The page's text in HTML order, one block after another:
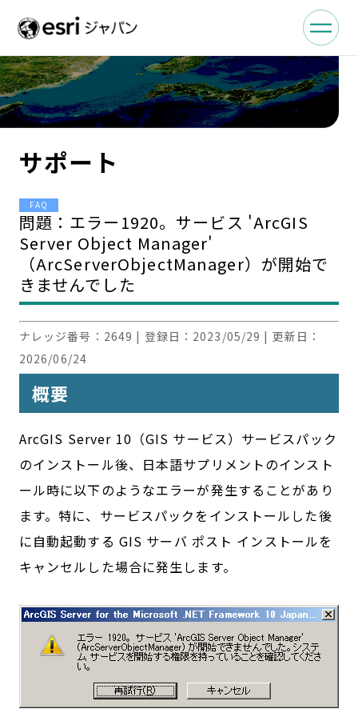
サポート
FAQ
問題：エラー1920。サービス 'ArcGIS
Server Object Manager'
（ArcServerObjectManager）が開始で
きませんでした
ナレッジ番号： 2649 | 登録日： 2023/05/29 | 更新日：
2026/06/24
概要
ArcGIS Server 10（GIS サービス）サービスパック
のインストール後、日本語サプリメントのインスト
ール時に以下のようなエラーが発生することがあり
ます。特に、サービスパックをインストールした後
に自動起動する GIS サーバ ポスト インストールを
キャンセルした場合に発生します。